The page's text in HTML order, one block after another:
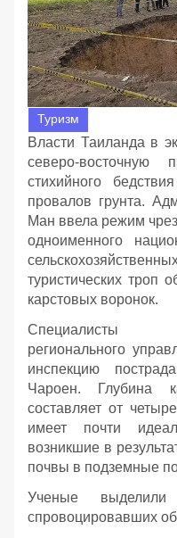
Туризм
Власти Таиланда в
северо-восточную
стихийного
провалов грунта.
Ман ввела режим
одноименного
туристических троп
карстовых воронок.
Специалисты
регионального
инспекцию
Чароен. Глубина
составляет от
имеет почти
возникшие в
почвы в подземные
Ученые
спровоцировавших